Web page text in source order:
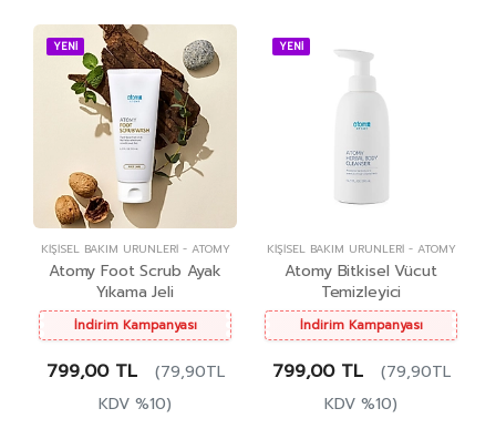
YENİ
KIŞISEL BAKIM ÜRÜNLERI- ATOMY
Atomy Foot Scrub Ayak
Yıkama Jeli
İndirim Kampanyası
799,00 TL
(79,90TL
KDV %10)
YENİ
KIŞISEL BAKIM ÜRÜNLERI- ATOMY
Atomy Bitkisel Vücut
Temizleyici
İndirim Kampanyası
799,00 TL
(79,90TL
KDV %10)